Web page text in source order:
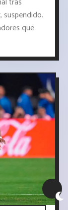
suspendido.
que